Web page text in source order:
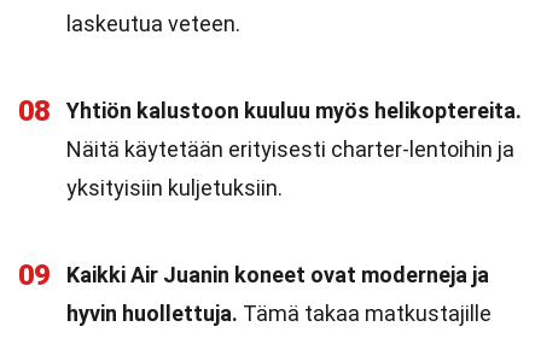
laskeutua veteen.
08
Yhtiön kalustoon kuuluu myös helikoptereita.
Näitä käytetään erityisesti charter-lentoihin ja
yksityisiin kuljetuksiin.
09
Kaikki Air Juanin koneet ovat moderneja ja
hyvin huollettuja. Tämä takaa matkustajille